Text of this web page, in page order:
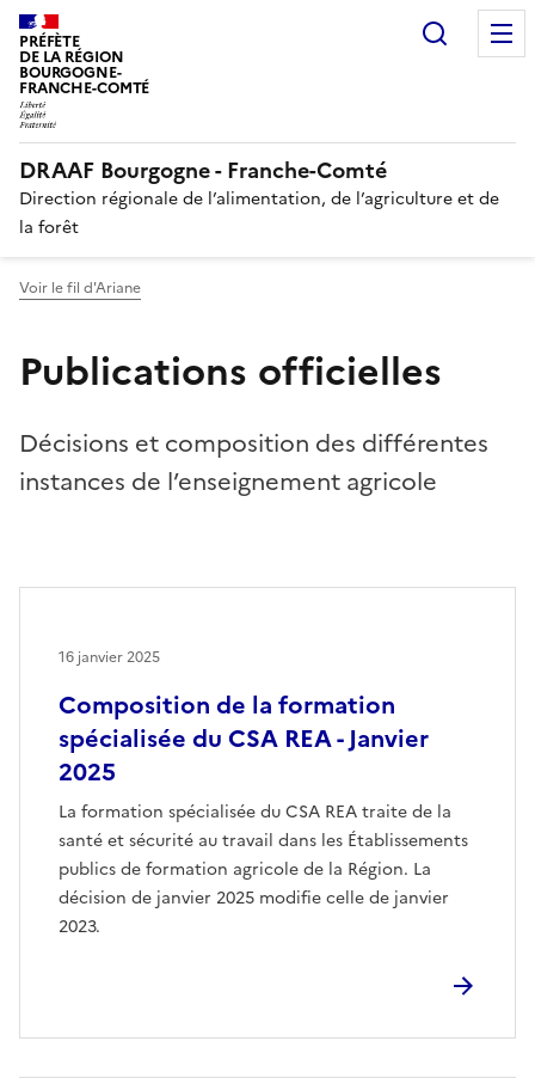
PRÉFÈTE
DE LA RÉGION
BOURGOGNE-
FRANCHE-COMTÉ
DRAAF Bourgogne - Franche-Comté
Direction régionale de l’alimentation, de l’agriculture et de
la forêt
Voir le fil d'Ariane
Publications officielles
Décisions et composition des différentes
instances de l’enseignement agricole
Composition de la formation
spécialisée du CSA REA - Janvier
2025
La formation spécialisée du CSA REA traite de la
santé et sécurité au travail dans les Établissements
publics de formation agricole de la Région. La
décision de janvier 2025 modifie celle de janvier
2023.
16 janvier 2025